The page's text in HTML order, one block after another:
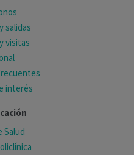
salidas
visitas
interés
Salud